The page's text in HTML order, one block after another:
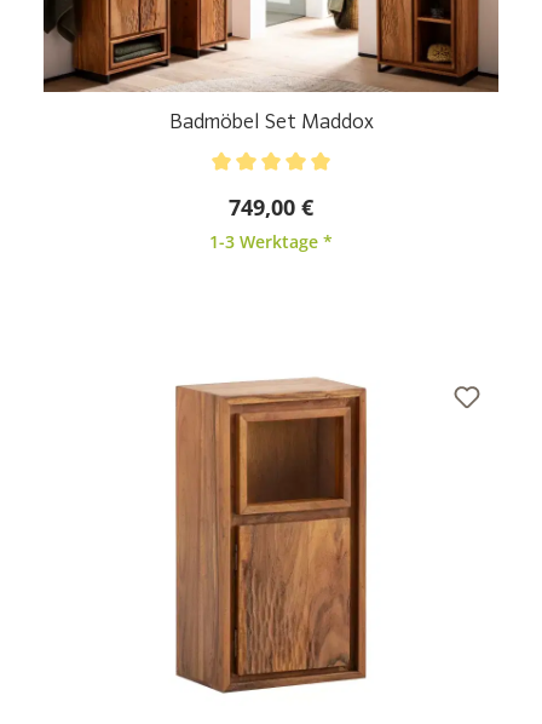
Badmöbel Set Maddox
749,00 €
1-3 Werktage *